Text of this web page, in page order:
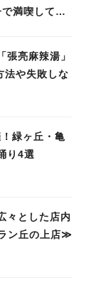
満喫してき
張亮麻辣湯」
法や失敗しな
緑ヶ丘・亀
り4選
々とした店内
ン丘の上店≫